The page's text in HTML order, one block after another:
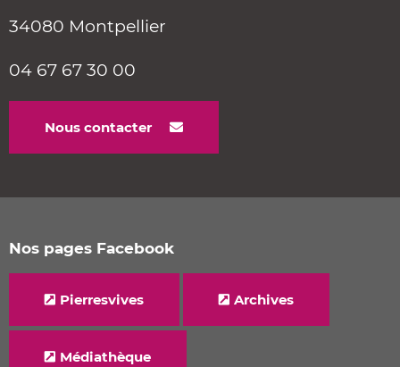
34080 Montpellier
04 67 67 30 00
Nous contacter
Nos pages Facebook
Pierresvives Archives
Médiathèque